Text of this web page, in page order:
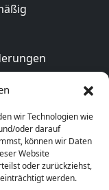
wir Technologien wie
oder darauf
können wir Daten
Website
oder zurückziehst,
werden.
Online-
Bitte
Kauf